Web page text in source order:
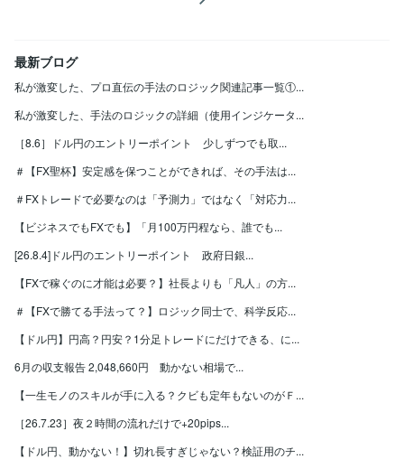
最新ブログ
私が激変した、プロ直伝の手法のロジック関連記事一覧①...
私が激変した、手法のロジックの詳細（使用インジケータ...
［8.6］ドル円のエントリーポイント 少しずつでも取...
＃【FX聖杯】安定感を保つことができれば、その手法は...
＃FXトレードで必要なのは「予測力」ではなく「対応力...
【ビジネスでもFXでも】「月100万円程なら、誰でも...
[26.8.4]ドル円のエントリーポイント 政府日銀...
【FXで稼ぐのに才能は必要？】社長よりも「凡人」の方...
＃【FXで勝てる手法って？】ロジック同士で、科学反応...
【ドル円】円高？円安？1分足トレードにだけできる、に...
6月の収支報告 2,048,660円 動かない相場で...
【一生モノのスキルが手に入る？クビも定年もないのがＦ...
［26.7.23］夜２時間の流れだけで+20pips...
【ドル円、動かない！】切れ長すぎじゃない？検証用のチ...